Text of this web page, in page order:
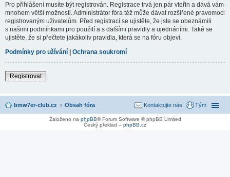
Pro přihlášení musíte být registrován. Registrace trvá jen pár vteřin a dává vám
mnohem větší možnosti. Administrátor fóra též může dávat rozšířené pravomoci
registrovaným uživatelům. Před registrací se ujistěte, že jste se obeznámili
s našimi podmínkami pro použití a s dalšími pravidly a ujednáními. Také se
ujistěte, že si přečtete jakákoliv pravidla, která se na fóru objeví.
Podmínky pro užívání | Ochrana soukromí
Registrovat
bmw7er-club.cz Obsah fóra Tým
Kontaktujte nás
Založeno na phpBB® Forum Software © phpBB Limited
Český překlad – phpBB.cz